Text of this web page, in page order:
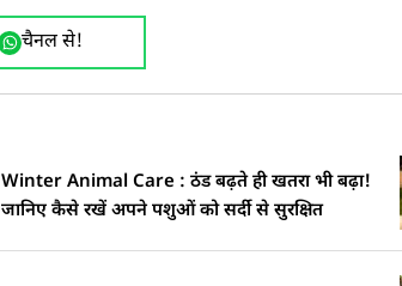
चैनल से!
Winter Animal Care : ठंड बढ़ते ही खतरा भी बढ़ा!
जानिए कैसे रखें अपने पशुओं को सर्दी से सुरक्षित